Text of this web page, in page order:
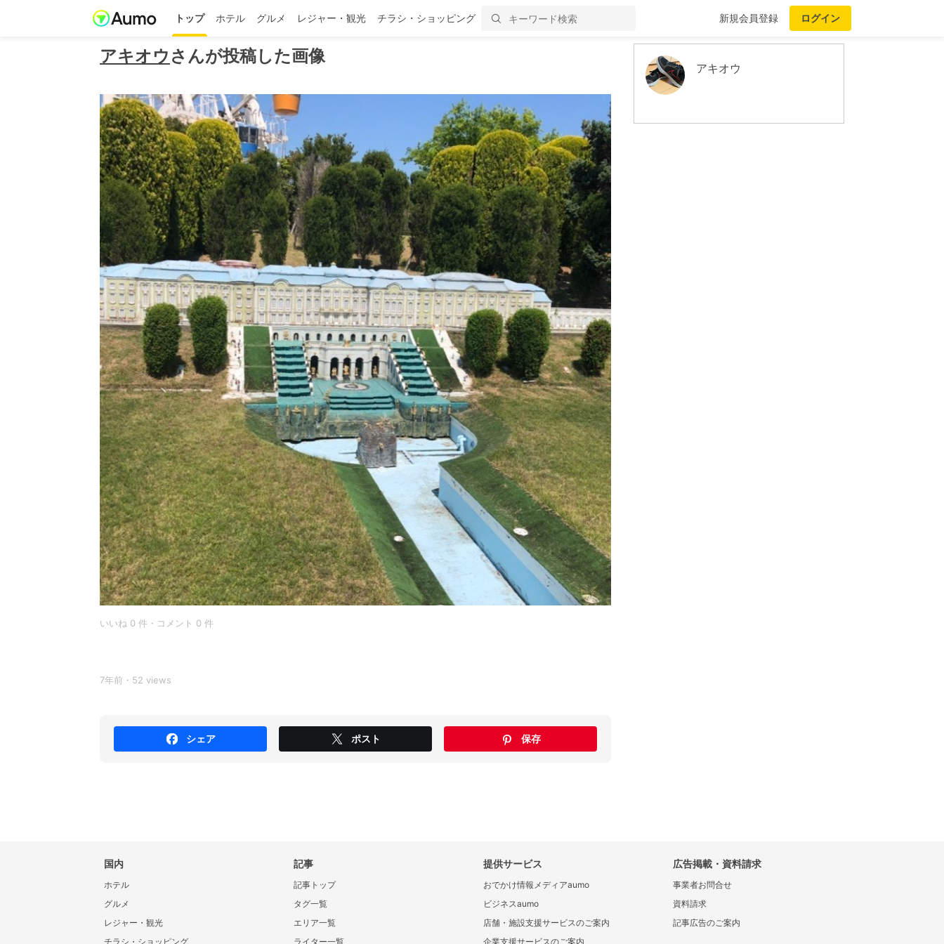
トップ ホテル グルメ レジャー・観光 チラシ・ショッピング 新規会員登録 ログイン
アキオウ さんが投稿した画像
いいね 0 件・コメント 0 件
7年前・52 views
シェア ポスト 保存
アキオウ
国内
ホテル
グルメ
レジャー・観光
チラシ・ショッピング
記事
記事トップ
タグ一覧
エリア一覧
ライター一覧
提供サービス
おでかけ情報メディアaumo
ビジネスaumo
店舗・施設支援サービスのご案内
企業支援サービスのご案内
広告掲載・資料請求
事業者お問合せ
資料請求
記事広告のご案内